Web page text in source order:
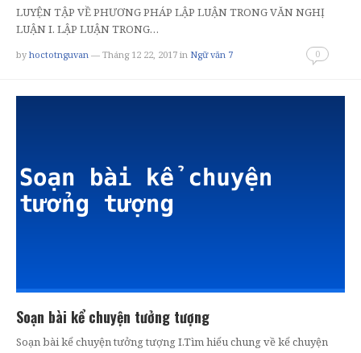
LUYỆN TẬP VỀ PHƯƠNG PHÁP LẬP LUẬN TRONG VĂN NGHỊ
LUẬN I. LẬP LUẬN TRONG…
by hoctotnguvan — Tháng 12 22, 2017 in Ngữ văn 7 0
Soạn bài kể chuyện tưởng tượng
Soạn bài kể chuyện tưởng tượng I.Tìm hiểu chung về kể chuyện